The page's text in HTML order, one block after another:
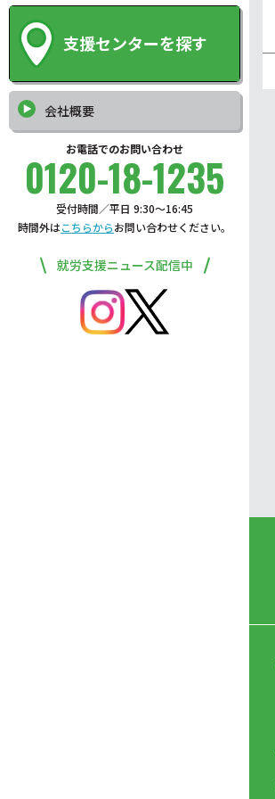
支援センターを探す
会社概要
お電話でのお問い合わせ
0120-18-1235
受付時間／平日 9:30〜16:45
時間外はこちらからお問い合わせください。
就労支援ニュース配信中